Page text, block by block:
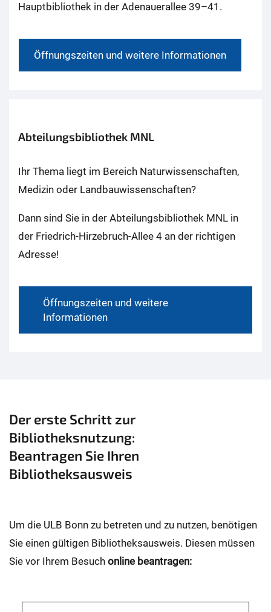
Hauptbibliothek in der Adenauerallee 39–41.
Öffnungszeiten und weitere Informationen
Abteilungsbibliothek MNL
Ihr Thema liegt im Bereich Naturwissenschaften,
Medizin oder Landbauwissenschaften?
Dann sind Sie in der Abteilungsbibliothek MNL in
der Friedrich-Hirzebruch-Allee 4 an der richtigen
Adresse!
Öffnungszeiten und weitere
Informationen
Der erste Schritt zur
Bibliotheksnutzung:
Beantragen Sie Ihren
Bibliotheksausweis
Um die ULB Bonn zu betreten und zu nutzen, benötigen
Sie einen gültigen Bibliotheksausweis. Diesen müssen
Sie vor Ihrem Besuch online beantragen: